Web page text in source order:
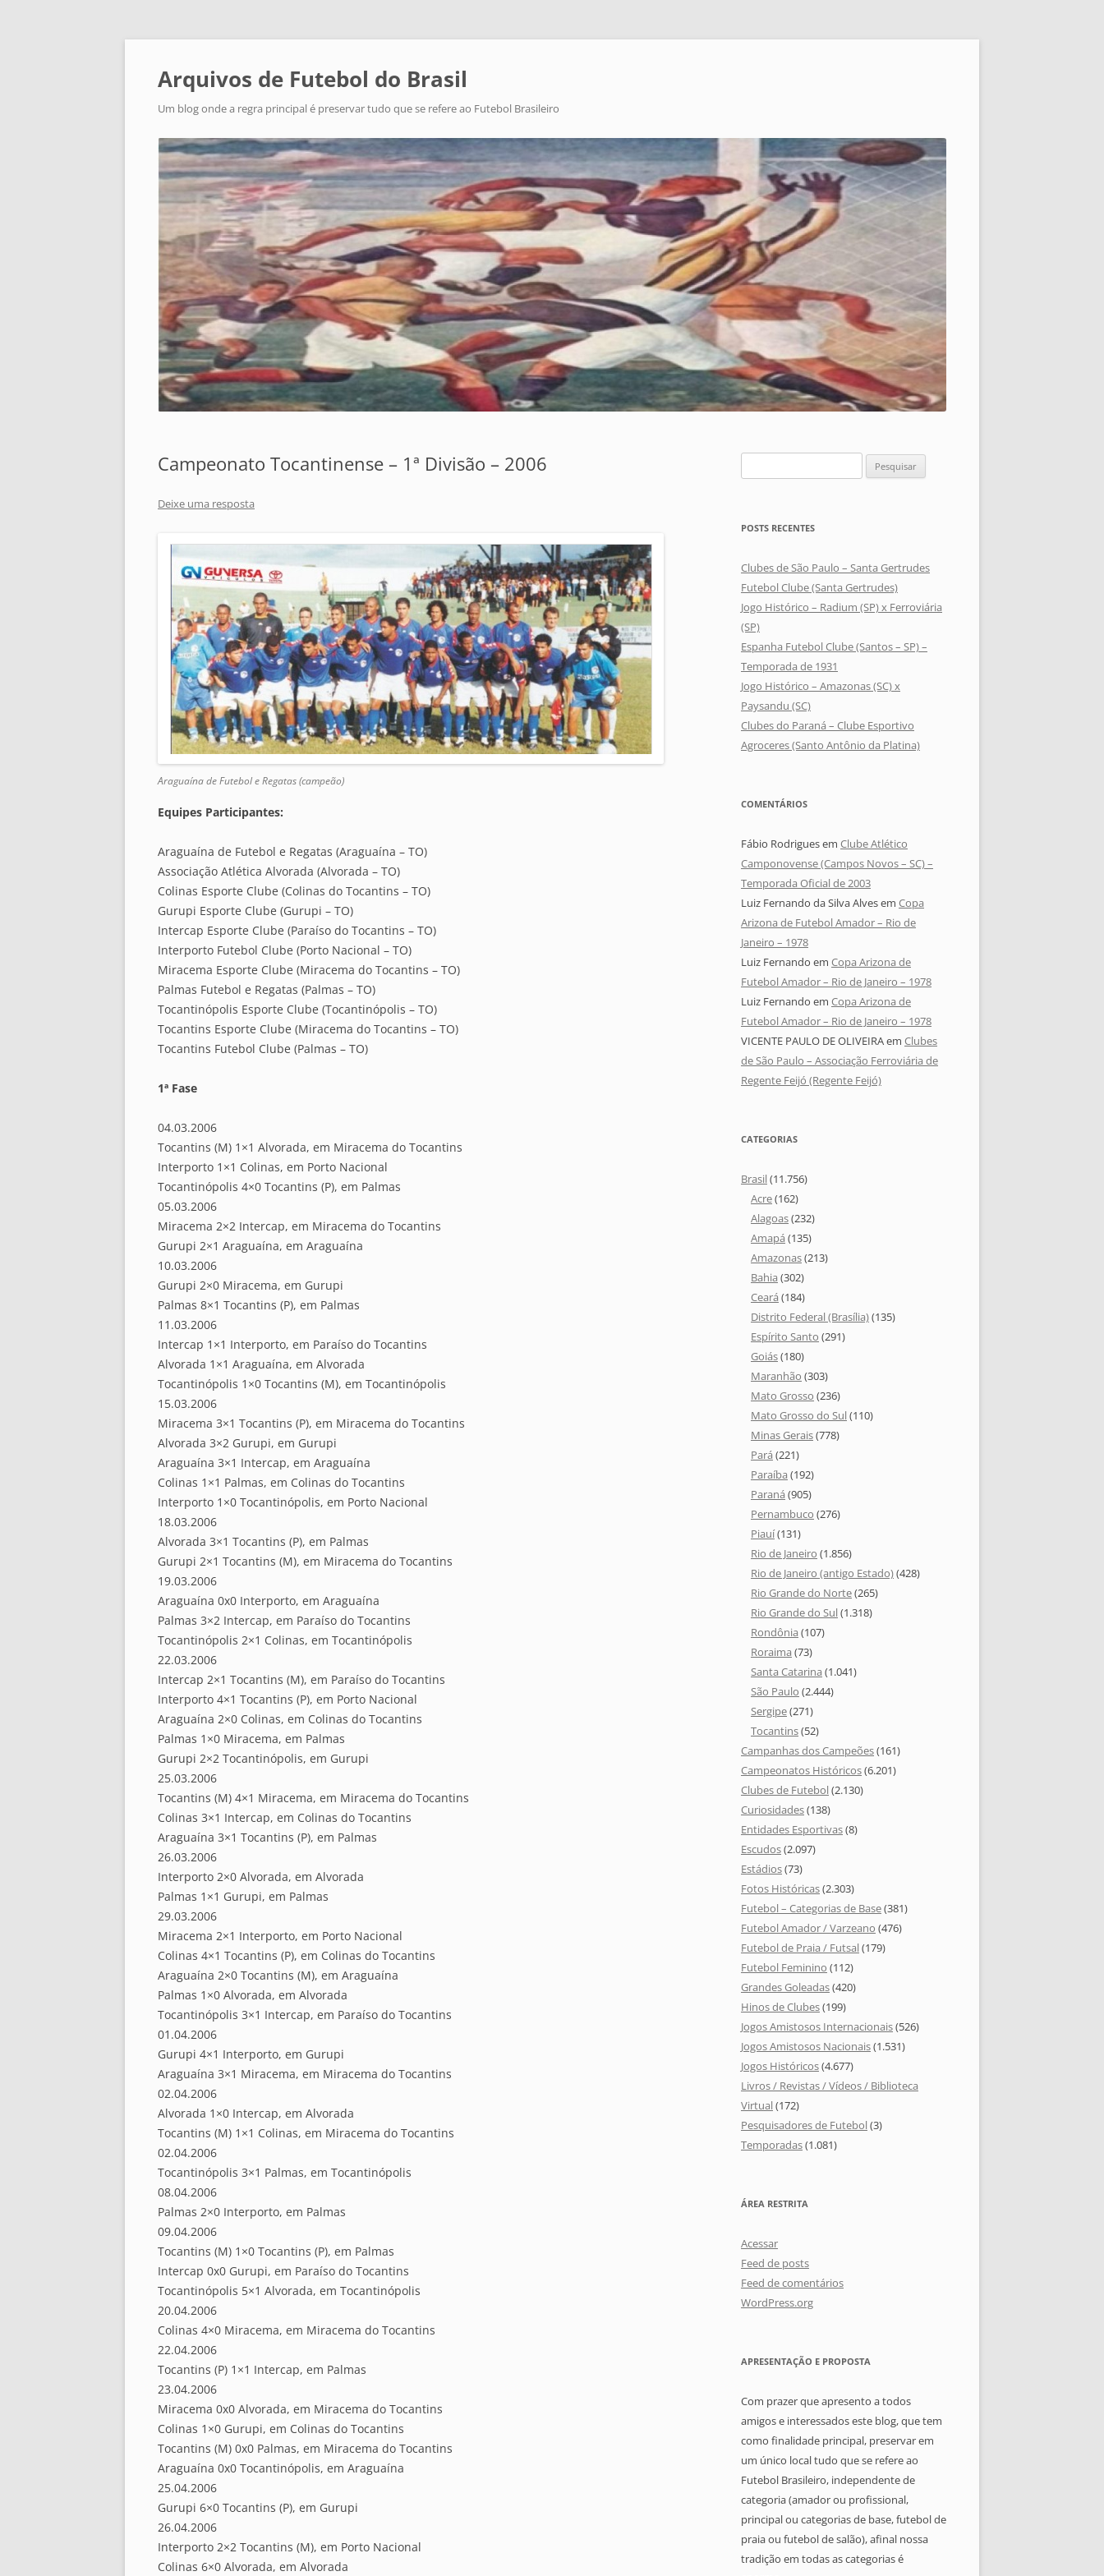
Arquivos de Futebol do Brasil
Um blog onde a regra principal é preservar tudo que se refere ao Futebol Brasileiro
Campeonato Tocantinense – 1ª Divisão – 2006
Deixe uma resposta
Araguaína de Futebol e Regatas (campeão)
Equipes Participantes:
Araguaína de Futebol e Regatas (Araguaína – TO)
Associação Atlética Alvorada (Alvorada – TO)
Colinas Esporte Clube (Colinas do Tocantins – TO)
Gurupi Esporte Clube (Gurupi – TO)
Intercap Esporte Clube (Paraíso do Tocantins – TO)
Interporto Futebol Clube (Porto Nacional – TO)
Miracema Esporte Clube (Miracema do Tocantins – TO)
Palmas Futebol e Regatas (Palmas – TO)
Tocantinópolis Esporte Clube (Tocantinópolis – TO)
Tocantins Esporte Clube (Miracema do Tocantins – TO)
Tocantins Futebol Clube (Palmas – TO)
1ª Fase
04.03.2006
Tocantins (M) 1×1 Alvorada, em Miracema do Tocantins
Interporto 1×1 Colinas, em Porto Nacional
Tocantinópolis 4×0 Tocantins (P), em Palmas
05.03.2006
Miracema 2×2 Intercap, em Miracema do Tocantins
Gurupi 2×1 Araguaína, em Araguaína
10.03.2006
Gurupi 2×0 Miracema, em Gurupi
Palmas 8×1 Tocantins (P), em Palmas
11.03.2006
Intercap 1×1 Interporto, em Paraíso do Tocantins
Alvorada 1×1 Araguaína, em Alvorada
Tocantinópolis 1×0 Tocantins (M), em Tocantinópolis
15.03.2006
Miracema 3×1 Tocantins (P), em Miracema do Tocantins
Alvorada 3×2 Gurupi, em Gurupi
Araguaína 3×1 Intercap, em Araguaína
Colinas 1×1 Palmas, em Colinas do Tocantins
Interporto 1×0 Tocantinópolis, em Porto Nacional
18.03.2006
Alvorada 3×1 Tocantins (P), em Palmas
Gurupi 2×1 Tocantins (M), em Miracema do Tocantins
19.03.2006
Araguaína 0x0 Interporto, em Araguaína
Palmas 3×2 Intercap, em Paraíso do Tocantins
Tocantinópolis 2×1 Colinas, em Tocantinópolis
22.03.2006
Intercap 2×1 Tocantins (M), em Paraíso do Tocantins
Interporto 4×1 Tocantins (P), em Porto Nacional
Araguaína 2×0 Colinas, em Colinas do Tocantins
Palmas 1×0 Miracema, em Palmas
Gurupi 2×2 Tocantinópolis, em Gurupi
25.03.2006
Tocantins (M) 4×1 Miracema, em Miracema do Tocantins
Colinas 3×1 Intercap, em Colinas do Tocantins
Araguaína 3×1 Tocantins (P), em Palmas
26.03.2006
Interporto 2×0 Alvorada, em Alvorada
Palmas 1×1 Gurupi, em Palmas
29.03.2006
Miracema 2×1 Interporto, em Porto Nacional
Colinas 4×1 Tocantins (P), em Colinas do Tocantins
Araguaína 2×0 Tocantins (M), em Araguaína
Palmas 1×0 Alvorada, em Alvorada
Tocantinópolis 3×1 Intercap, em Paraíso do Tocantins
01.04.2006
Gurupi 4×1 Interporto, em Gurupi
Araguaína 3×1 Miracema, em Miracema do Tocantins
02.04.2006
Alvorada 1×0 Intercap, em Alvorada
Tocantins (M) 1×1 Colinas, em Miracema do Tocantins
02.04.2006
Tocantinópolis 3×1 Palmas, em Tocantinópolis
08.04.2006
Palmas 2×0 Interporto, em Palmas
09.04.2006
Tocantins (M) 1×0 Tocantins (P), em Palmas
Intercap 0x0 Gurupi, em Paraíso do Tocantins
Tocantinópolis 5×1 Alvorada, em Tocantinópolis
20.04.2006
Colinas 4×0 Miracema, em Miracema do Tocantins
22.04.2006
Tocantins (P) 1×1 Intercap, em Palmas
23.04.2006
Miracema 0x0 Alvorada, em Miracema do Tocantins
Colinas 1×0 Gurupi, em Colinas do Tocantins
Tocantins (M) 0x0 Palmas, em Miracema do Tocantins
Araguaína 0x0 Tocantinópolis, em Araguaína
25.04.2006
Gurupi 6×0 Tocantins (P), em Gurupi
26.04.2006
Interporto 2×2 Tocantins (M), em Porto Nacional
Colinas 6×0 Alvorada, em Alvorada
por:
POSTS RECENTES
Clubes de São Paulo – Santa Gertrudes
Futebol Clube (Santa Gertrudes)
Jogo Histórico – Radium (SP) x Ferroviária
(SP)
Espanha Futebol Clube (Santos – SP) –
Temporada de 1931
Jogo Histórico – Amazonas (SC) x
Paysandu (SC)
Clubes do Paraná – Clube Esportivo
Agroceres (Santo Antônio da Platina)
COMENTÁRIOS
Fábio Rodriguesem Clube Atlético
Camponovense (Campos Novos – SC) –
Temporada Oficial de 2003
Luiz Fernando da Silva Alvesem Copa
Arizona de Futebol Amador – Rio de
Janeiro – 1978
Luiz Fernando em Copa Arizona de
Futebol Amador – Rio de Janeiro – 1978
Luiz Fernando em Copa Arizona de
Futebol Amador – Rio de Janeiro – 1978
VICENTE PAULO DE OLIVEIRAem Clubes
de São Paulo – Associação Ferroviária de
Regente Feijó (Regente Feijó)
CATEGORIAS
Brasil(11.756)
Acre(162)
Alagoas(232)
Amapá (135)
Amazonas(213)
Bahia (302)
Ceará (184)
Distrito Federal (Brasília)(135)
Espírito Santo (291)
Goiás(180)
Maranhão (303)
Mato Grosso (236)
Mato Grosso do Sul(110)
Minas Gerais(778)
Pará (221)
Paraíba (192)
Paraná (905)
Pernambuco (276)
Piauí(131)
Rio de Janeiro (1.856)
Rio de Janeiro (antigo Estado)(428)
Rio Grande do Norte(265)
Rio Grande do Sul(1.318)
Rondônia (107)
Roraima (73)
Santa Catarina (1.041)
São Paulo (2.444)
Sergipe(271)
Tocantins(52)
Campanhas dos Campeões(161)
Campeonatos Históricos(6.201)
Clubes de Futebol(2.130)
Curiosidades(138)
Entidades Esportivas(8)
Escudos(2.097)
Estádios(73)
Fotos Históricas(2.303)
Futebol – Categorias de Base(381)
Futebol Amador / Varzeano (476)
Futebol de Praia / Futsal(179)
Futebol Feminino (112)
Grandes Goleadas(420)
Hinos de Clubes(199)
Jogos Amistosos Internacionais(526)
Jogos Amistosos Nacionais(1.531)
Jogos Históricos(4.677)
Livros / Revistas / Vídeos / Biblioteca
Virtual(172)
Pesquisadores de Futebol(3)
Temporadas(1.081)
ÁREA RESTRITA
Acessar
Feed de posts
Feed de comentários
WordPress.org
APRESENTAÇÃO E PROPOSTA
Com prazer que apresento a todos
amigos e interessados este blog, que tem
como finalidade principal, preservar em
um único local tudo que se refere ao
Futebol Brasileiro, independente de
categoria (amador ou profissional,
principal ou categorias de base, futebol de
praia ou futebol de salão), afinal nossa
tradição em todas as categorias é